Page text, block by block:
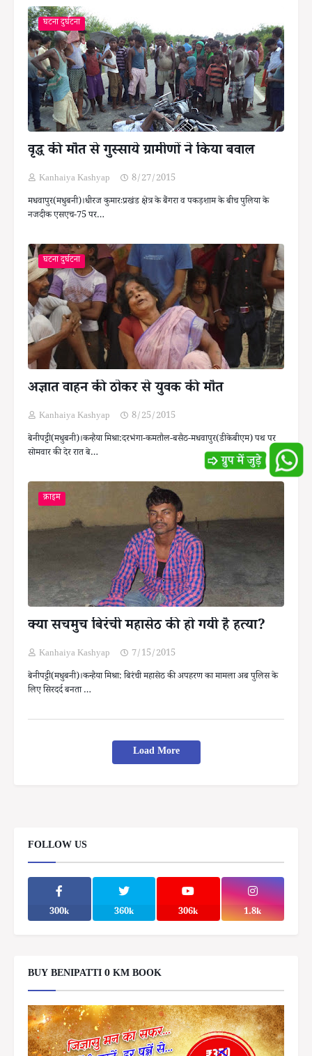
घटना दुर्घटना
वृद्ध की मौत से गुस्साये ग्रामीणों ने किया बवाल
Kanhaiya Kashyap
8/27/2015
मधवापुर(मधुबनी)।धीरज कुमारःप्रखंड क्षेत्र के बैंगरा व पकड़शाम के बीच पुलिया के
नजदीक एसएच-75 पर…
घटना दुर्घटना
अज्ञात वाहन की ठोकर से युवक की मौत
Kanhaiya Kashyap
8/25/2015
बेनीपट्टी(मधुबनी)।कन्हैया मिश्रा:दरभंगा-कमतौल-बसैठ-मधवापुर(डीकेबीएम) पथ पर
सोमवार की देर रात बे…
क्राइम
क्या सचमुच बिरंची महासेठ की हो गयी है हत्या?
Kanhaiya Kashyap
7/15/2015
बेनीपट्टी(मधुबनी)।कन्हैया मिश्रा: बिरंची महासेठ की अपहरण का मामला अब पुलिस के
लिए सिरदर्द बनता …
Load More
FOLLOW US
300k 360k 306k 1.8k
BUY BENIPATTI 0 KM BOOK